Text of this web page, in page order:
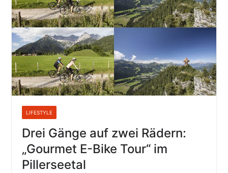
LIFESTYLE
Drei Gänge auf zwei Rädern:
„Gourmet E-Bike Tour“ im
Pillerseetal